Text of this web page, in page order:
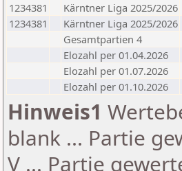
1234381
Kärntner Liga 2025/2026
1234381
Kärntner Liga 2025/2026
Gesamtpartien 4
Elozahl per 01.04.2026
Elozahl per 01.07.2026
Elozahl per 01.10.2026
Hinweis1
blank ... Partie
V ... Partie